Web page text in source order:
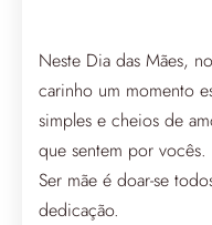
Neste Dia das Mães,
carinho um momento
simples e cheios de
que sentem por vocês.
Ser mãe é doar-se
dedicação.